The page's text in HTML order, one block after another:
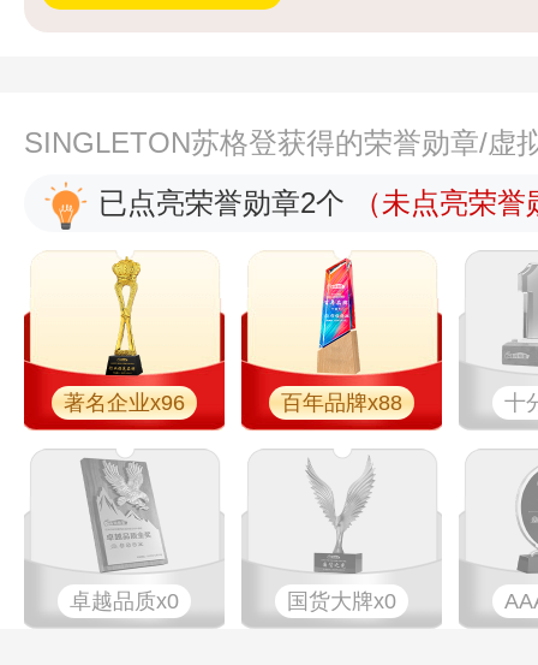
SINGLETON苏格登获得的荣誉勋章/虚
已点亮荣誉勋章2个
（未点亮荣
著名企业x96 百年品牌x88 十
卓越品质x0 国货大牌x0